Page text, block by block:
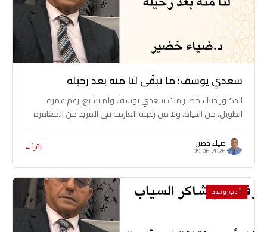
سعدي يوسف: ما تبقْى لنا منه بعد رحيله
الدكتور ضياء خضير مات سعدي يوسف ولم يشبع، رغم عمره
الطويل، من الحياة، ولا من رغبته العارمة في المزيد من المغامرة
والاكتشاف،…
ضياء خضير
09.06.2026 اقرأ ←
أدب ونقد